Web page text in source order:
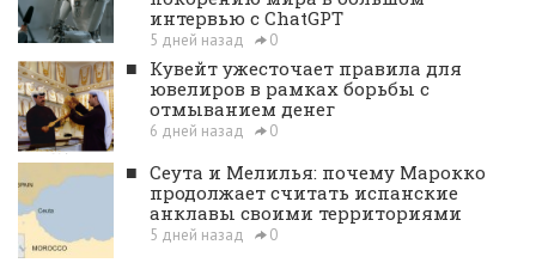
интервью с ChatGPT
5 дней назад 0
■ Кувейт ужесточает правила для
ювелиров в рамках борьбы с
отмыванием денег
6 дней назад 0
■ Сеута и Мелилья: почему Марокко
продолжает считать испанские
анклавы своими территориями
5 дней назад 0